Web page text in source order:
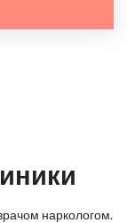
наркологом.